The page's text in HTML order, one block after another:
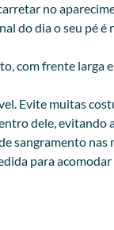
no
do dia o seu pé
com frente larga
Evite muitas
dele, evitando
de
para